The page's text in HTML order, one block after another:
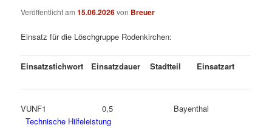
Veröffentlicht am15.06.2026von Breuer
Einsatz für die Löschgruppe Rodenkirchen:
Einsatzstichwort Einsatzdauer Stadtteil Einsatzart
VUNF1 0,5 Bayenthal
Technische Hilfeleistung